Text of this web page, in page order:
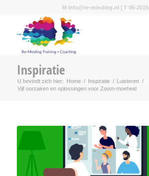
M info@re-minding.nl | T 06-
Inspiratie
U bevindt zich hier: Home / Inspiratie / Luisteren /
Vijf oorzaken en oplossingen voor Zoom-moeheid